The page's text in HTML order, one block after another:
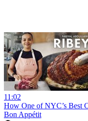
11:02
How One of NYC’s Best
Bon Appétit